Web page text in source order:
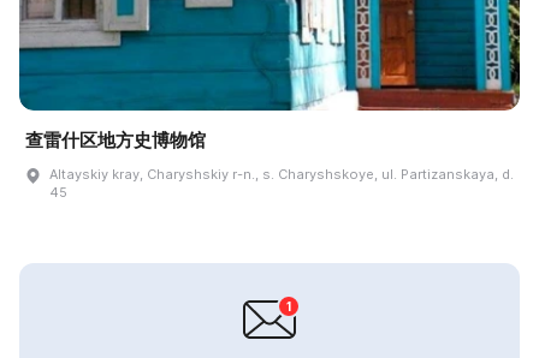
查雷什区地方史博物馆
Altayskiy kray, Charyshskiy r-n., s. Charyshskoye, ul. Partizanskaya, d.
45